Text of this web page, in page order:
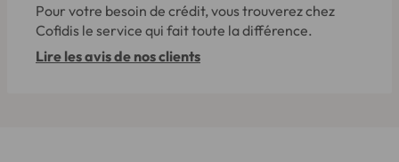
Pour votre besoin de crédit, vous trouverez chez
Cofidis le service qui fait toute la différence.
Lire les avis de nos clients